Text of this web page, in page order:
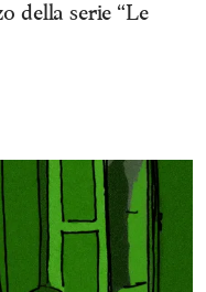
della serie “Le